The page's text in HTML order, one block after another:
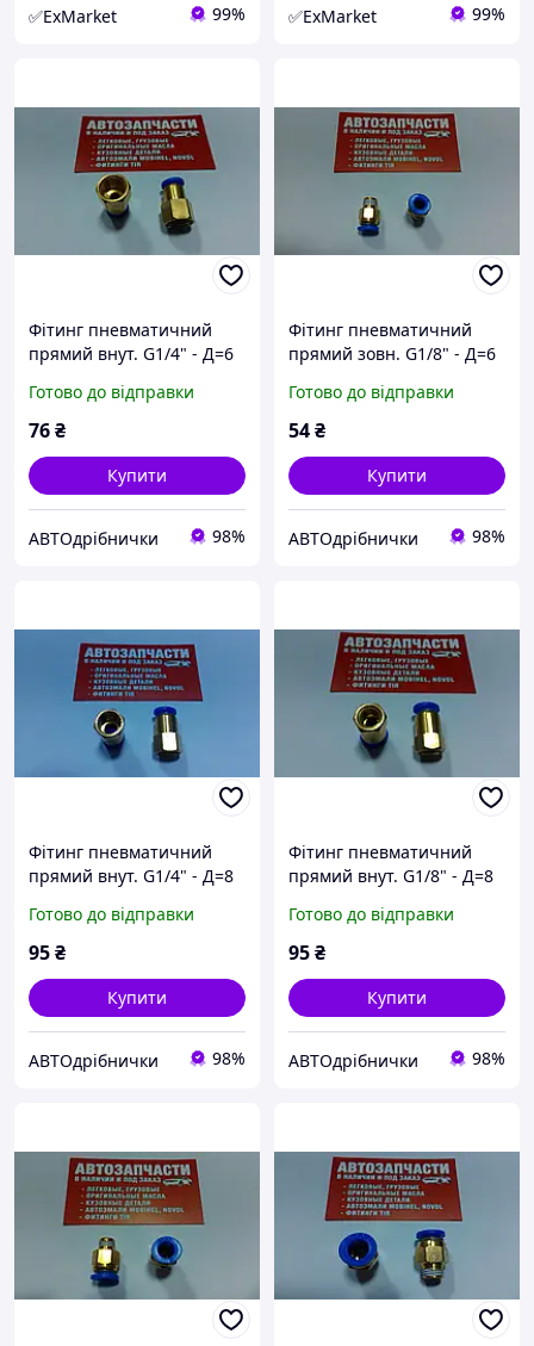
✅ExMarket 99% ✅ExMarket 99%
Фітинг пневматичний
прямий внут. G1/4" - Д=6
Готово до відправки
76₴
Купити
АВТОдрібнички 98%
Фітинг пневматичний
прямий зовн. G1/8" - Д=6
Готово до відправки
54₴
Купити
АВТОдрібнички 98%
Фітинг пневматичний
прямий внут. G1/4" - Д=8
Готово до відправки
95₴
Купити
АВТОдрібнички 98%
Фітинг пневматичний
прямий внут. G1/8" - Д=8
Готово до відправки
95₴
Купити
АВТОдрібнички 98%